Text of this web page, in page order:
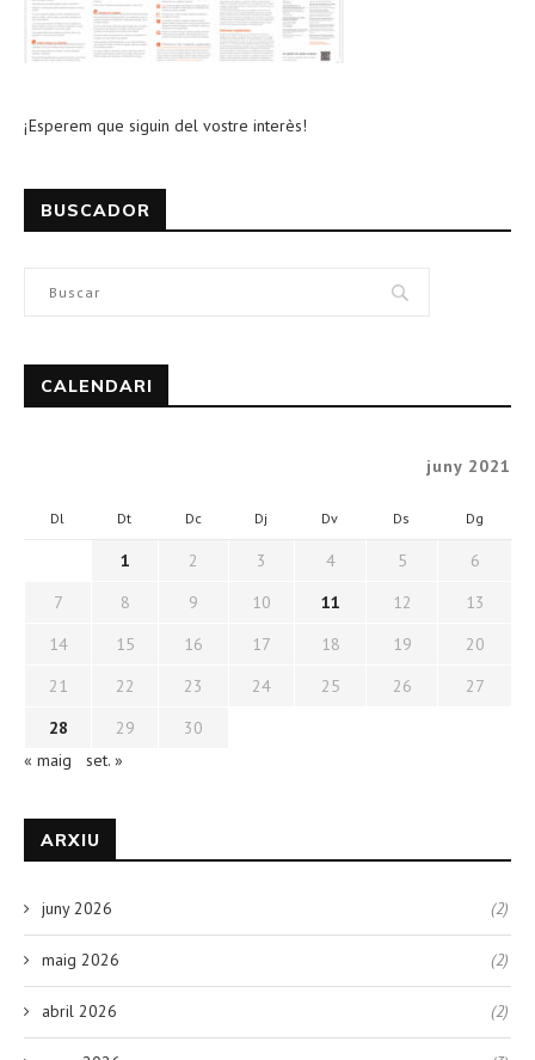
¡Esperem que siguin del vostre interès!
BUSCADOR
CALENDARI
juny 2021
Dl Dt Dc Dj Dv Ds Dg
1 2 3 4 5
6
7
8 9 10 11 12
13
14
15 16 17 18 19
20
21
22 23 24 25 26
27
28
29
30
« maig
set. »
ARXIU
juny 2026 (2)
maig 2026 (2)
abril 2026 (2)